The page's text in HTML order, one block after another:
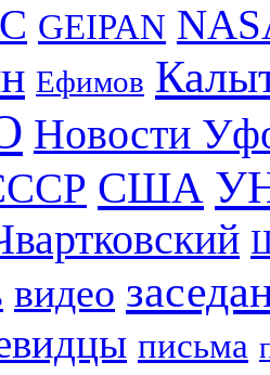
GEIPAN
Ефимов
Новости
США
видео
письма